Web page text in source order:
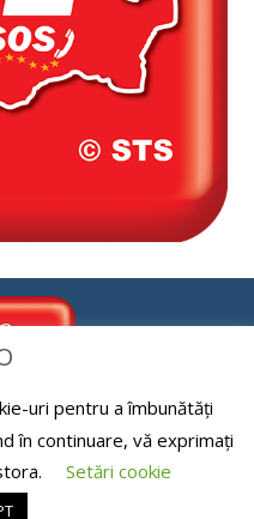
uri pentru a îmbunătăți
în continuare, vă exprimați
Setări cookie